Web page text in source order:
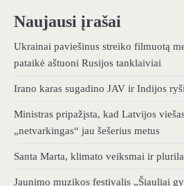
Naujausi įrašai
Ukrainai paviešinus streiko filmuotą
pataikė aštuoni Rusijos tanklaiviai
Irano karas sugadino JAV ir Indijos
Ministras pripažįsta, kad Latvijos
„netvarkingas“ jau šešerius metus
Santa Marta, klimato veiksmai ir
Jaunimo muzikos festivalis „Šiauliai